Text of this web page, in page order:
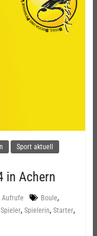
Sport aktuell
in Achern
Aufrufe Boule,
Spieler, Spielerin, Starter,